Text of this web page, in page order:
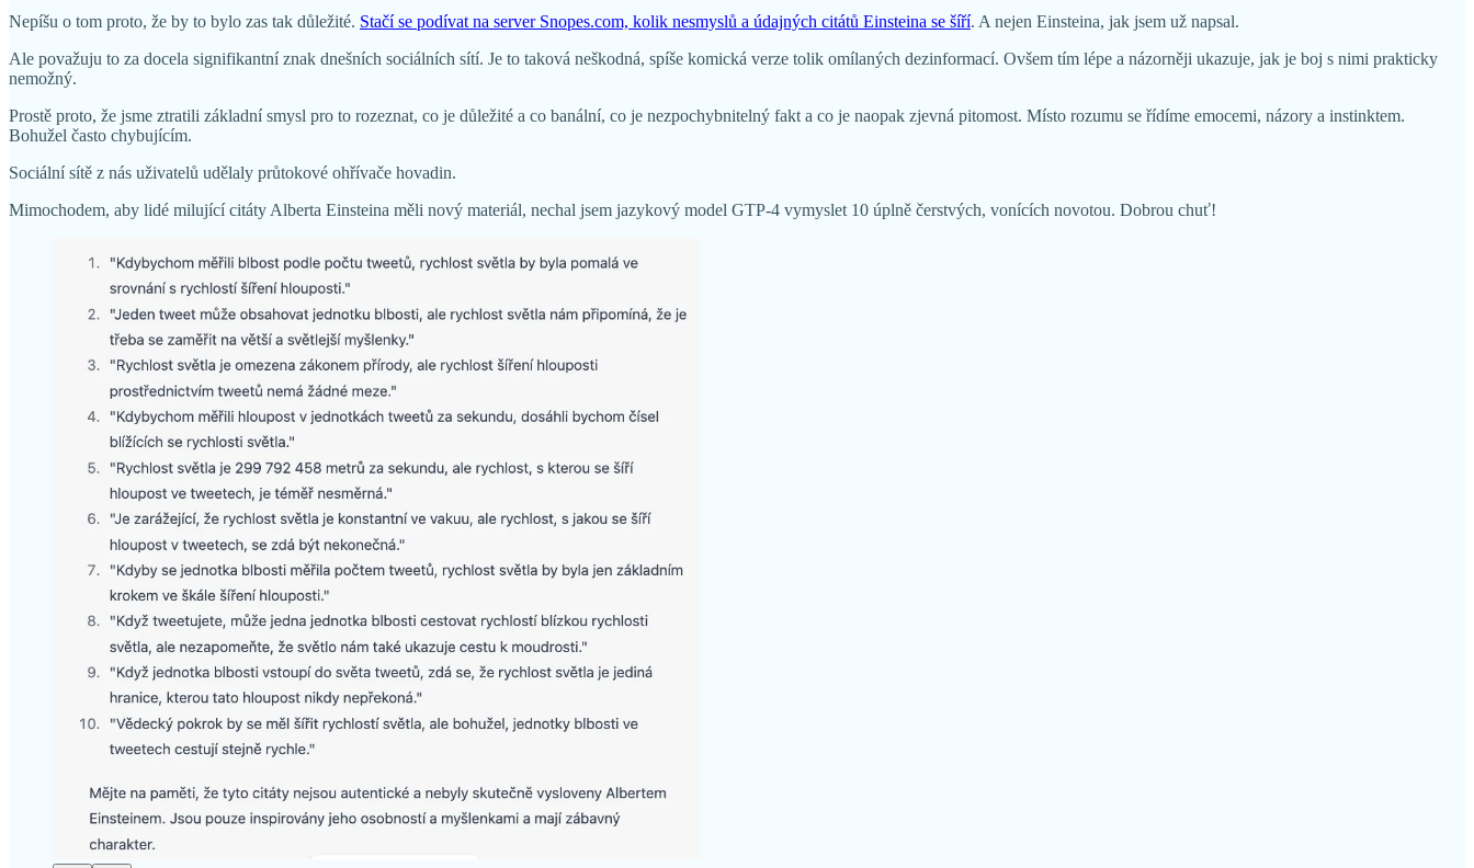
Nepíšu o tom proto, že by to bylo zas tak důležité. Stačí se podívat na server Snopes.com, kolik nesmyslů a údajných citátů Einsteina se šíří. A nejen Einsteina, jak jsem už napsal.
Ale považuju to za docela signifikantní znak dnešních sociálních sítí. Je to taková neškodná, spíše komická verze tolik omílaných dezinformací. Ovšem tím lépe a názorněji ukazuje, jak je boj s nimi prakticky
nemožný.
Prostě proto, že jsme ztratili základní smysl pro to rozeznat, co je důležité a co banální, co je nezpochybnitelný fakt a co je naopak zjevná pitomost. Místo rozumu se řídíme emocemi, názory a instinktem.
Bohužel často chybujícím.
Sociální sítě z nás uživatelů udělaly průtokové ohřívače hovadin.
Mimochodem, aby lidé milující citáty Alberta Einsteina měli nový materiál, nechal jsem jazykový model GTP-4 vymyslet 10 úplně čerstvých, vonících novotou. Dobrou chuť!